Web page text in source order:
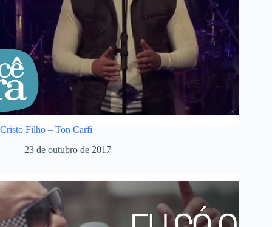
Cristo Filho – Ton Carfi
23 de outubro de 2017